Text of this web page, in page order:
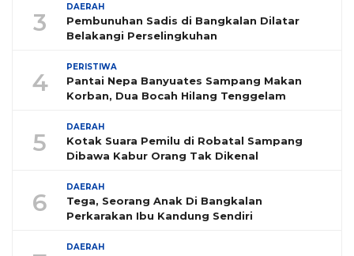
3
DAERAH
Pembunuhan Sadis di Bangkalan Dilatar
Belakangi Perselingkuhan
4
PERISTIWA
Pantai Nepa Banyuates Sampang Makan
Korban, Dua Bocah Hilang Tenggelam
5
DAERAH
Kotak Suara Pemilu di Robatal Sampang
Dibawa Kabur Orang Tak Dikenal
6
DAERAH
Tega, Seorang Anak Di Bangkalan
Perkarakan Ibu Kandung Sendiri
DAERAH